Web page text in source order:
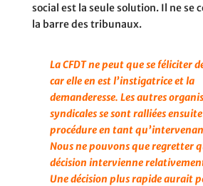
social est la seule solution. Il ne se
la barre des tribunaux.
La CFDT ne peut que se féliciter
car elle en est l’instigatrice et la
demanderesse. Les autres
syndicales se sont ralliées
procédure en tant
Nous ne pouvons que regretter
décision intervienne
Une décision plus rapide aurait